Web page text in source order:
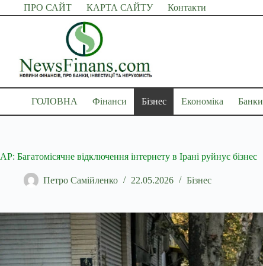
Перейти
до
ПРО САЙТ КАРТА САЙТУ Контакти
ГОЛОВНА Фінанси Бізнес Економіка Банки
AP: Багатомісячне відключення інтернету в Ірані руйнує бізнес
Петро Самійленко 22.05.2026 Бізнес